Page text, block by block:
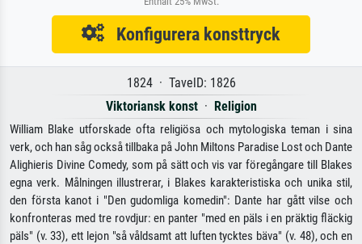
Konfigurera konsttryck
1824 · TavelD: 1826
Viktoriansk konst· Religion
William Blake utforskade ofta religiösa och mytologiska teman i sina
verk, och han såg också tillbaka på John Miltons Paradise Lost och Dante
Alighieris Divine Comedy, som på sätt och vis var föregångare till Blakes
egna verk. Målningen illustrerar, i Blakes karakteristiska och unika stil,
den första kanot i "Den gudomliga komedin": Dante har gått vilse och
konfronteras med tre rovdjur: en panter "med en päls i en präktig fläckig
päls" (v. 33), ett lejon "så våldsamt att luften tycktes bäva" (v. 48), och en